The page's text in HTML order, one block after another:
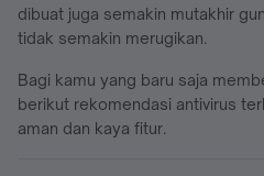
dibuat juga semakin mutakhir
tidak semakin merugikan.
Bagi kamu yang baru saja
berikut rekomendasi antivirus
aman dan kaya fitur.